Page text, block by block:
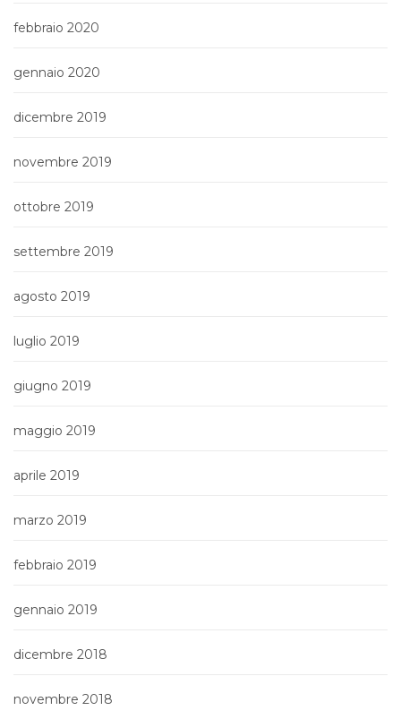
febbraio 2020
gennaio 2020
dicembre 2019
novembre 2019
ottobre 2019
settembre 2019
agosto 2019
luglio 2019
giugno 2019
maggio 2019
aprile 2019
marzo 2019
febbraio 2019
gennaio 2019
dicembre 2018
novembre 2018